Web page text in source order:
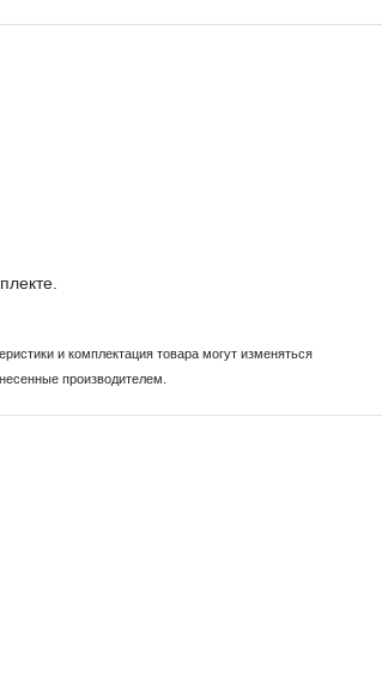
и комплектация товара могут изменяться
производителем.